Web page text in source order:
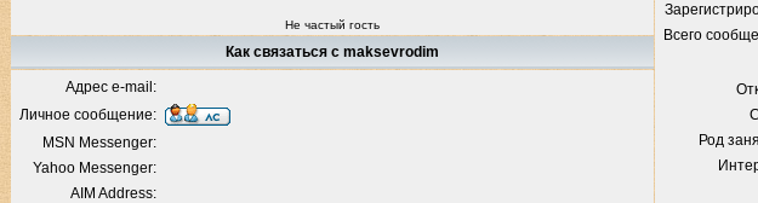
Не частый гость
Всего
Род
Как связаться с maksevrodim
Адрес e-mail:
Личное сообщение:
MSN Messenger:
Yahoo Messenger:
AIM Address: